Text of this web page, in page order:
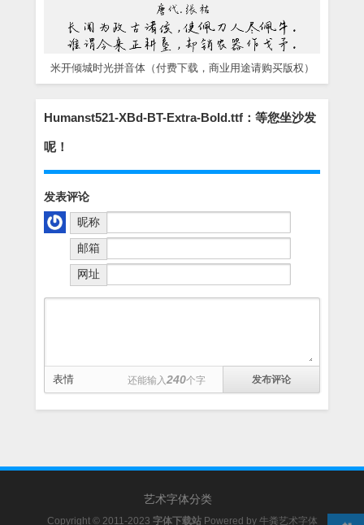
米开倾城时光拼音体（付费下载，商业用途请购买版权）
Humanst521-XBd-BT-Extra-Bold.ttf：等您坐沙发
呢！
发表评论
昵称
邮箱
网址
表情 还能输入240个字
艺术字体分类
Copyright © 2011-2023 字体下载站 Powered by 牛粪艺术字体